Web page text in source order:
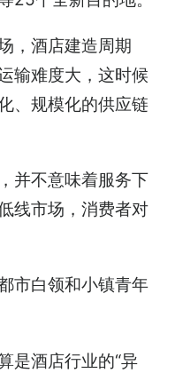
，酒店建造周期
输难度大，这时候
、规模化的供应链
并不意味着服务下
线市场，消费者对
市白领和小镇青年
是酒店行业的“异